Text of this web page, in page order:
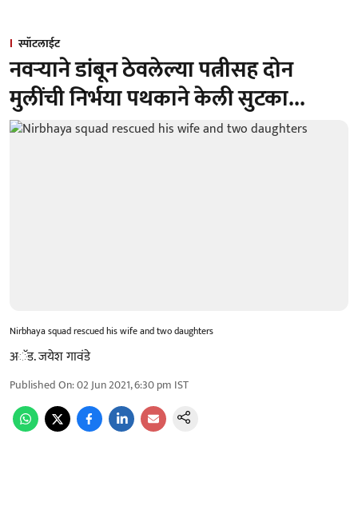
स्पॉटलाईट
नवऱ्याने डांबून ठेवलेल्या पत्नीसह दोन
मुलींची निर्भया पथकाने केली सुटका...
Nirbhaya squad rescued his wife and two daughters
अॅड. जयेश गावंडे
Published On:02 Jun 2021, 6:30 pm IST